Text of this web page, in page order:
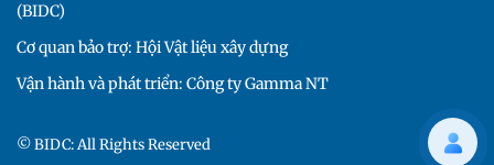
(BIDC)
Cơ quan bảo trợ: Hội Vật liệu xây dựng
Vận hành và phát triển: Công ty Gamma NT
© BIDC: All Rights Reserved